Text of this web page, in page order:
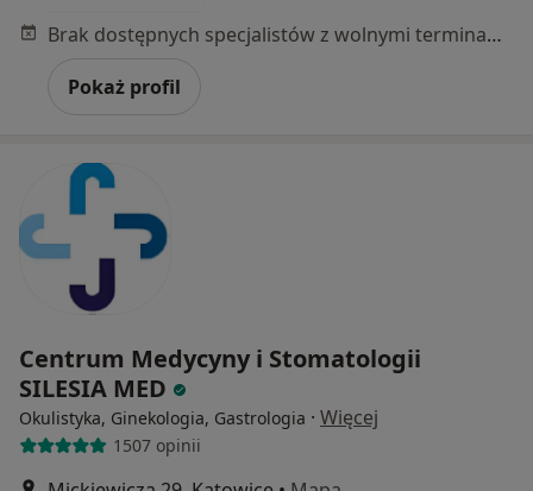
Brak dostępnych specjalistów z wolnymi terminami w tym centrum medycznym.
Pokaż profil
Centrum Medycyny i Stomatologii
SILESIA MED
Okulistyka, Ginekologia, Gastrologia · Więcej
1507 opinii